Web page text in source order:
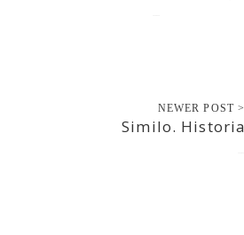
NEWER POST >
Similo. Historia